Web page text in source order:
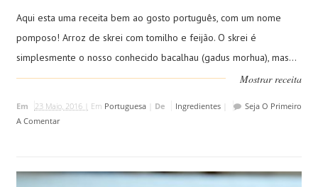
Aqui esta uma receita bem ao gosto português, com um nome
pomposo! Arroz de skrei com tomilho e feijão. O skrei é
simplesmente o nosso conhecido bacalhau (gadus morhua), mas...
Mostrar receita
Em 23 Maio, 2016 | Em Portuguesa| De Ingredientes|
Seja O Primeiro
A Comentar